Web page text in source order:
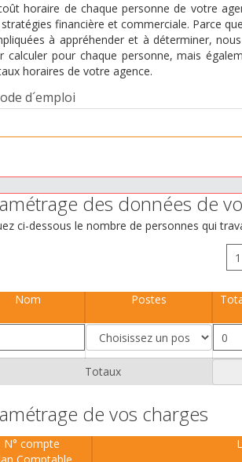
horaire de chaque personne de votre
financière et commerciale. Parce
à appréhender et à déterminer,
calculer pour chaque personne, mais
horaires de votre agence.
d´emploi
des données de
ci-dessous le nombre de personnes qui
Nom Postes
Totaux
de vos charges
N° compte